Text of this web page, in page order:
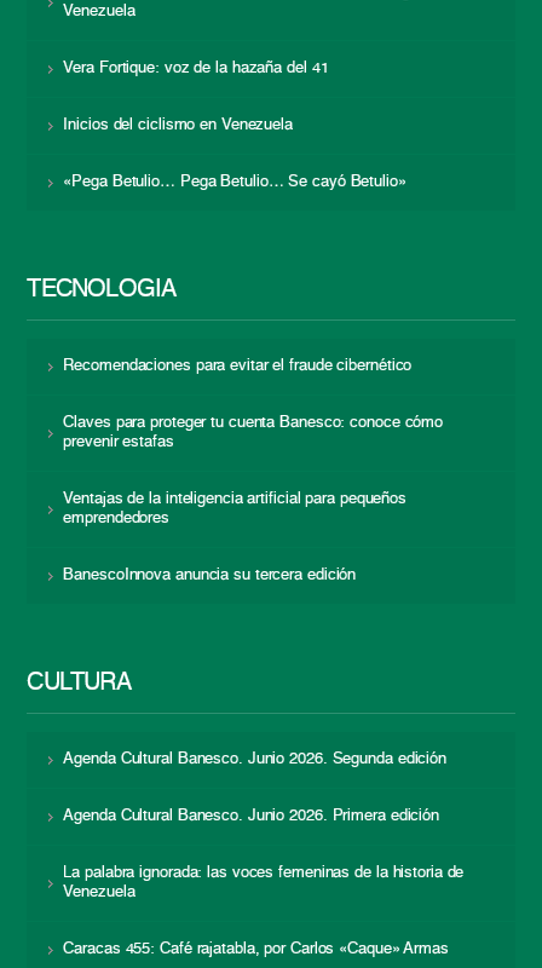
Venezuela
Vera Fortique: voz de la hazaña del 41
Inicios del ciclismo en Venezuela
«Pega Betulio… Pega Betulio… Se cayó Betulio»
TECNOLOGÍA
Recomendaciones para evitar el fraude cibernético
Claves para proteger tu cuenta Banesco: conoce cómo
prevenir estafas
Ventajas de la inteligencia artificial para pequeños
emprendedores
BanescoInnova anuncia su tercera edición
CULTURA
Agenda Cultural Banesco. Junio 2026. Segunda edición
Agenda Cultural Banesco. Junio 2026. Primera edición
La palabra ignorada: las voces femeninas de la historia de
Venezuela
Caracas 455: Café rajatabla, por Carlos «Caque» Armas